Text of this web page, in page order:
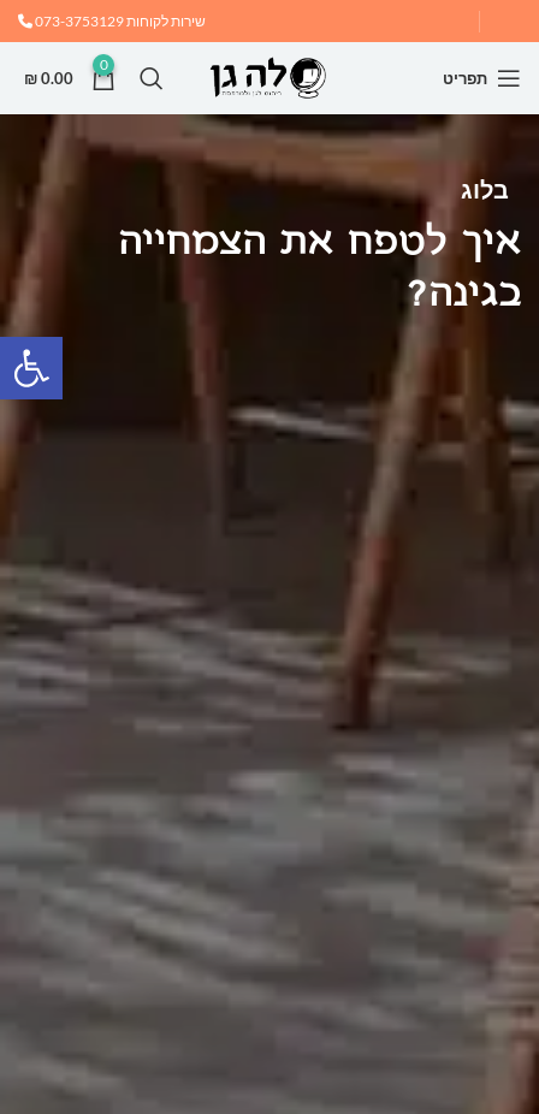
שירות לקוחות073-3753129
תפריט
0
₪0.00
בלוג
איך לטפח את הצמחייה
בגינה?